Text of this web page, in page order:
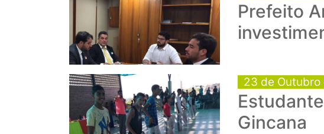
Prefeito
23 de Outubro
Gincana